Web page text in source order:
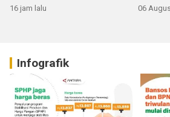
16 jam lalu 06
Infografik